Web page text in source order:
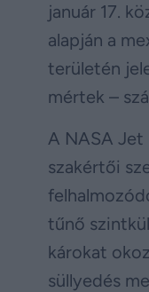
január 17.
alapján a
területén
mértek –
A NASA
szakértői
tűnő
károkat
süllyedés